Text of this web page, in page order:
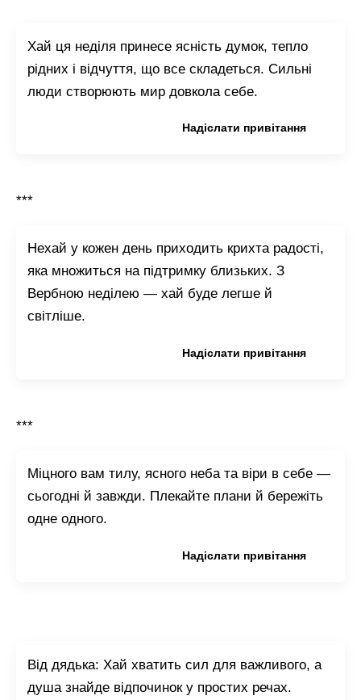
Хай ця неділя принесе ясність думок, тепло
рідних і відчуття, що все складеться. Сильні
люди створюють мир довкола себе.
Надіслати привітання
***
Нехай у кожен день приходить крихта радості,
яка множиться на підтримку близьких. З
Вербною неділею — хай буде легше й
світліше.
Надіслати привітання
***
Міцного вам тилу, ясного неба та віри в себе —
сьогодні й завжди. Плекайте плани й бережіть
одне одного.
Надіслати привітання
Від дядька: Хай хватить сил для важливого, а
душа знайде відпочинок у простих речах.